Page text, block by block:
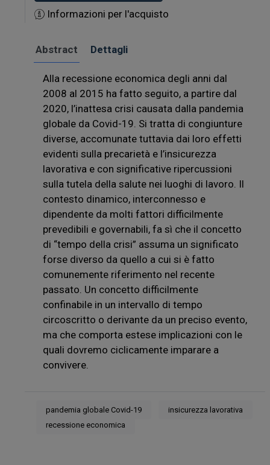
Informazioni per l'acquisto
Abstract Dettagli
Alla recessione economica degli anni dal
2008 al 2015 ha fatto seguito, a partire dal
2020, l’inattesa crisi causata dalla pandemia
globale da Covid-19. Si tratta di congiunture
diverse, accomunate tuttavia dai loro effetti
evidenti sulla precarietà e l’insicurezza
lavorativa e con significative ripercussioni
sulla tutela della salute nei luoghi di lavoro. Il
contesto dinamico, interconnesso e
dipendente da molti fattori difficilmente
prevedibili e governabili, fa sì che il concetto
di “tempo della crisi” assuma un significato
forse diverso da quello a cui si è fatto
comunemente riferimento nel recente
passato. Un concetto difficilmente
confinabile in un intervallo di tempo
circoscritto o derivante da un preciso evento,
ma che comporta estese implicazioni con le
quali dovremo ciclicamente imparare a
convivere.
pandemia globale Covid-19
insicurezza lavorativa
recessione economica